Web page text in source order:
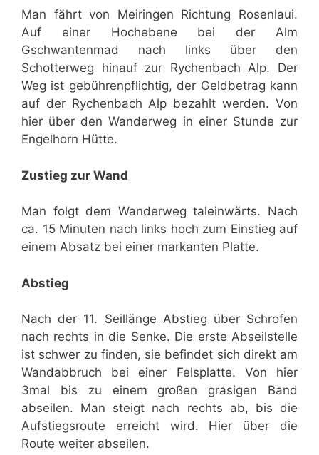
Man fährt von Meiringen Richtung Rosenlaui.
Auf einer Hochebene bei der Alm
Gschwantenmad nach links über den
Schotterweg hinauf zur Rychenbach Alp. Der
Weg ist gebührenpflichtig, der Geldbetrag kann
auf der Rychenbach Alp bezahlt werden. Von
hier über den Wanderweg in einer Stunde zur
Engelhorn Hütte.
Zustieg zur Wand
Man folgt dem Wanderweg taleinwärts. Nach
ca. 15 Minuten nach links hoch zum Einstieg auf
einem Absatz bei einer markanten Platte.
Abstieg
Nach der 11. Seillänge Abstieg über Schrofen
nach rechts in die Senke. Die erste Abseilstelle
ist schwer zu finden, sie befindet sich direkt am
Wandabbruch bei einer Felsplatte. Von hier
3mal bis zu einem großen grasigen Band
abseilen. Man steigt nach rechts ab, bis die
Aufstiegsroute erreicht wird. Hier über die
Route weiter abseilen.